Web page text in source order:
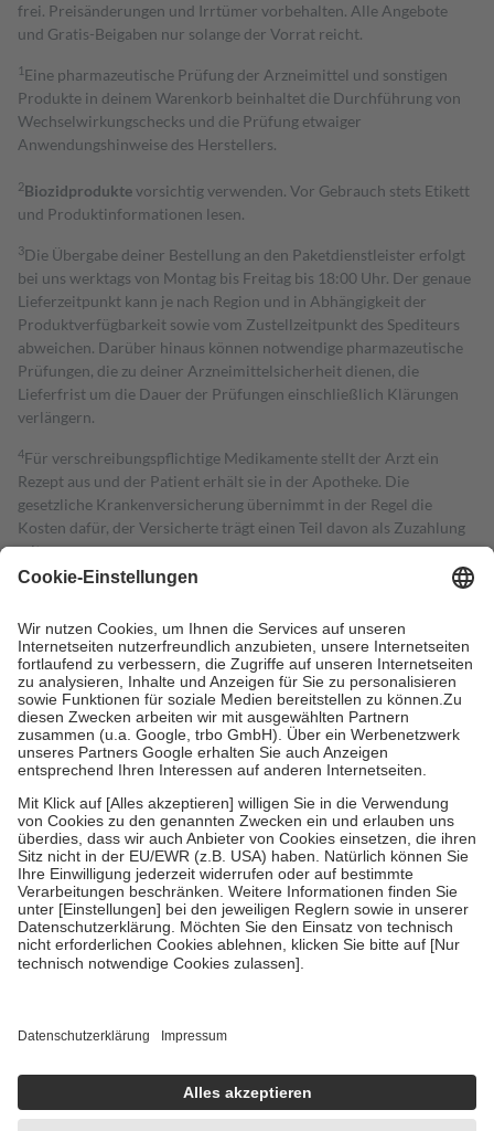
frei. Preisänderungen und Irrtümer vorbehalten. Alle Angebote
und Gratis-Beigaben nur solange der Vorrat reicht.
1 Eine pharmazeutische Prüfung der Arzneimittel und sonstigen
Produkte in deinem Warenkorb beinhaltet die Durchführung von
Wechselwirkungschecks und die Prüfung etwaiger
Anwendungshinweise des Herstellers.
2Biozidproduktevorsichtig verwenden. Vor Gebrauch stets Etikett
und Produktinformationen lesen.
3Die Übergabe deiner Bestellung an den Paketdienstleister erfolgt
bei uns werktags von Montag bis Freitag bis 18:00 Uhr. Der genaue
Lieferzeitpunkt kann je nach Region und in Abhängigkeit der
Produktverfügbarkeit sowie vom Zustellzeitpunkt des Spediteurs
abweichen. Darüber hinaus können notwendige pharmazeutische
Prüfungen, die zu deiner Arzneimittelsicherheit dienen, die
Lieferfrist um die Dauer der Prüfungen einschließlich Klärungen
verlängern.
4Für verschreibungspflichtige Medikamente stellt der Arzt ein
Rezept aus und der Patient erhält sie in der Apotheke. Die
gesetzliche Krankenversicherung übernimmt in der Regel die
Kosten dafür, der Versicherte trägt einen Teil davon als Zuzahlung
mit.
Grundsätzlich leisten Mitglieder Zuzahlungen in Höhe von zehn
höchstens zehn Euro.
Es sind jedoch nie mehr als die tatsächlichen
Kosten der Leistung zu entrichten.
Diese Regeln gelten grundsätzlich auch für Online-Apotheken.
Bei Heilmitteln und häuslicher Krankenpflege beträgt die
Zuzahlung zehn Prozent der Kosten sowie zehn Euro je
Verordnung.
Um das Engagement der Versicherten für ihre eigene Gesundheit zu
stärken und die besondere Stellung der Familie zu unterstützen,
fallenkeine Zuzahlungenan bei:
• Kindern und Jugendlichen bis zum vollendeten 18. Lebensjahr
mit Ausnahme der Fahrkosten
• Untersuchungen zur Vorsorge und Früherkennung, die von der
GKV getragen werden
• empfohlenen Schutzimpfungen
• Harn- und Blutteststreifen
getroffen, um sicherzustellen, dass es sich um echte Bewertungen
https://help.etrusted.com/hc/de/articles/4419944605341
Einige Bilder und Inhalte wurden unter Zuhilfenahme künstlicher